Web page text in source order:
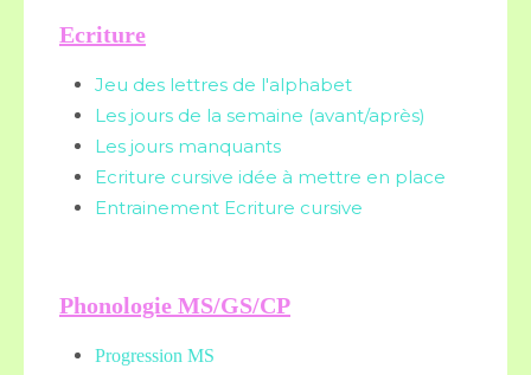
Ecriture
Jeu des lettres de l'alphabet
Les jours de la semaine (avant/après)
Les jours manquants
Ecriture cursive idée à mettre en place
Entrainement Ecriture cursive
Phonologie MS/GS/CP
Progression MS